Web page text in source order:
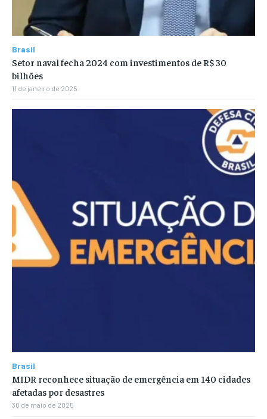
Brasil
Setor naval fecha 2024 com investimentos de R$ 30
bilhões
11 de janeiro de 2025
Brasil
MIDR reconhece situação de emergência em 140 cidades
afetadas por desastres
30 de maio de 2025